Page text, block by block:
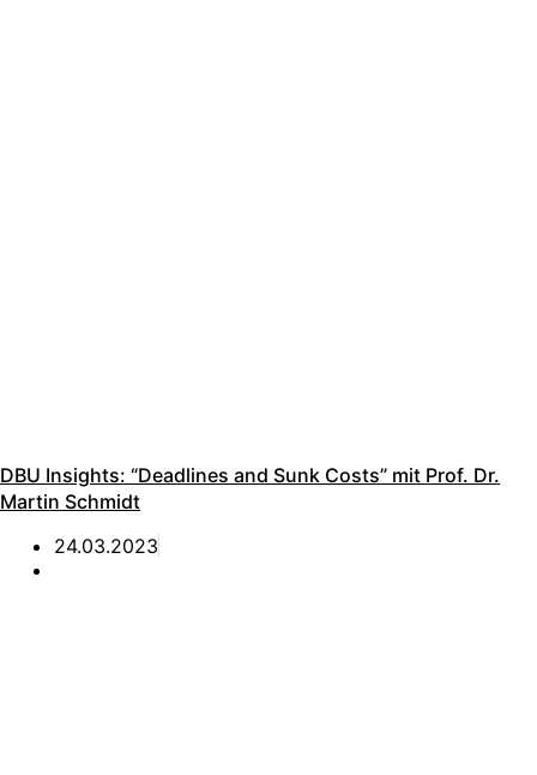
DBU Insights: “Deadlines and Sunk Costs” mit Prof. Dr.
Martin Schmidt
24.03.2023